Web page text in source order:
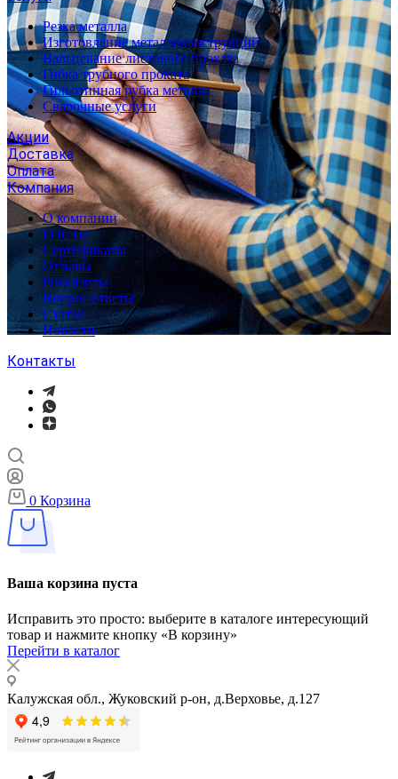
Резка металла
Изготовление металлоконструкций
Вальцевание листового проката
Гибка трубного проката
Гильотинная рубка металла
Сварочные услуги
Акции
Доставка
Оплата
Компания
О компании
ГОСТы
Сертификаты
Отзывы
Реквизиты
Вопрос ответы
Статьи
Новости
Контакты
0 Корзина
Ваша корзина пуста
Исправить это просто: выберите в каталоге интересующий
товар и нажмите кнопку «В корзину»
Перейти в каталог
Калужская обл., Жуковский р-он, д.Верховье, д.127